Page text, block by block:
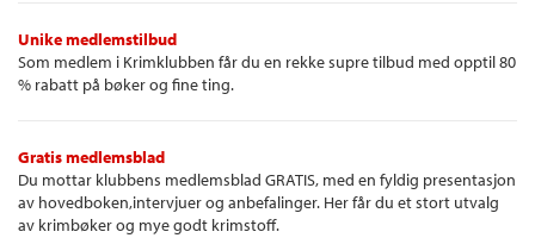
Unike medlemstilbud
Som medlem i Krimklubben får du en rekke supre tilbud med opptil 80
% rabatt på bøker og fine ting.
Gratis medlemsblad
Du mottar klubbens medlemsblad GRATIS, med en fyldig presentasjon
av hovedboken,intervjuer og anbefalinger. Her får du et stort utvalg
av krimbøker og mye godt krimstoff.